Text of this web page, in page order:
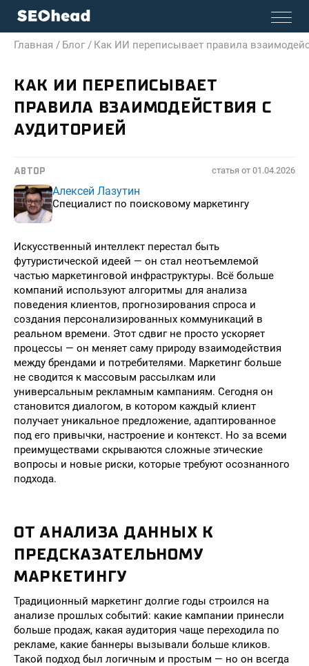
Главная / Блог / Как ИИ переписывает правила
КАК ИИ ПЕРЕПИСЫВАЕТ
ПРАВИЛА ВЗАИМОДЕЙСТВИЯ С
АУДИТОРИЕЙ
АВТОР статья от 01.04.2026
Алексей Лазутин
Специалист по поисковому маркетингу
Искусственный интеллект перестал быть
футуристической идеей — он стал неотъемлемой
частью маркетинговой инфраструктуры. Всё больше
компаний используют алгоритмы для анализа
поведения клиентов, прогнозирования спроса и
создания персонализированных коммуникаций в
реальном времени. Этот сдвиг не просто ускоряет
процессы — он меняет саму природу взаимодействия
между брендами и потребителями. Маркетинг больше
не сводится к массовым рассылкам или
универсальным рекламным кампаниям. Сегодня он
становится диалогом, в котором каждый клиент
получает уникальное предложение, адаптированное
под его привычки, настроение и контекст. Но за всеми
преимуществами скрываются сложные этические
вопросы и новые риски, которые требуют осознанного
подхода.
ОТ АНАЛИЗА ДАННЫХ К
ПРЕДСКАЗАТЕЛЬНОМУ
МАРКЕТИНГУ
Традиционный маркетинг долгие годы строился на
анализе прошлых событий: какие кампании принесли
больше продаж, какая аудитория чаще переходила по
рекламе, какие баннеры вызывали больше кликов.
Такой подход был логичным и простым — но он всегда